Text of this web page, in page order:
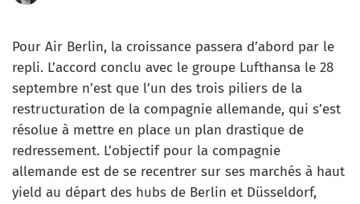
Pour Air Berlin, la croissance passera d’abord par le
repli. L’accord conclu avec le groupe Lufthansa le 28
septembre n’est que l’un des trois piliers de la
restructuration de la compagnie allemande, qui s’est
résolue à mettre en place un plan drastique de
redressement. L’objectif pour la compagnie
allemande est de se recentrer sur ses marchés à haut
yield au départ des hubs de Berlin et Düsseldorf,